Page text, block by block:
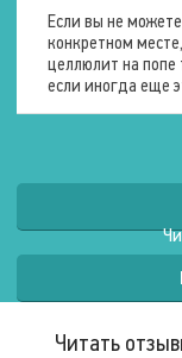
Стандартная
Если вы не
конкретном
целлюлит на попе
если иногда еще
Читать